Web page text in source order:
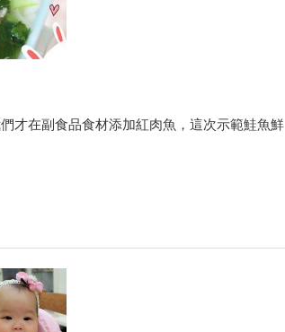
才在副食品食材添加紅肉魚，這次示範鮭魚鮮